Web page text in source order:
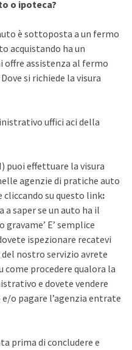
o ipoteca?
è sottoposta a un fermo
acquistando ha un
offre assistenza al fermo
si richiede la visura
uffici aci della
puoi effettuare la visura
agenzie di pratiche auto
cliccando su questo link:
a saper se un auto ha il
E’ semplice
ispezionare recatevi
nostro servizio avrete
come procedere qualora la
e dovete vendere
o pagare l’agenzia entrate
prima di concludere e